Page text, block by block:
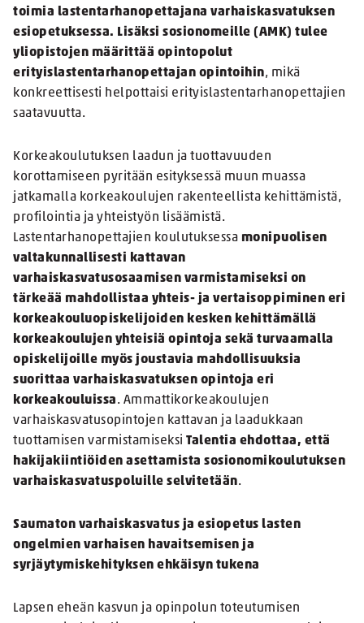
toimia lastentarhanopettajana varhaiskasvatuksen
esiopetuksessa. Lisäksi sosionomeille (AMK) tulee
yliopistojen määrittää opintopolut
erityislastentarhanopettajan opintoihin, mikä
konkreettisesti helpottaisi erityislastentarhanopettajien
saatavuutta.
Korkeakoulutuksen laadun ja tuottavuuden
korottamiseen pyritään esityksessä muun muassa
jatkamalla korkeakoulujen rakenteellista kehittämistä,
profilointia ja yhteistyön lisäämistä.
Lastentarhanopettajien koulutuksessa monipuolisen
valtakunnallisesti kattavan
varhaiskasvatusosaamisen varmistamiseksi on
tärkeää mahdollistaa yhteis- ja vertaisoppiminen eri
korkeakouluopiskelijoiden kesken kehittämällä
korkeakoulujen yhteisiä opintoja sekä turvaamalla
opiskelijoille myös joustavia mahdollisuuksia
suorittaa varhaiskasvatuksen opintoja eri
korkeakouluissa. Ammattikorkeakoulujen
varhaiskasvatusopintojen kattavan ja laadukkaan
tuottamisen varmistamiseksi Talentia ehdottaa, että
hakijakiintiöiden asettamista sosionomikoulutuksen
varhaiskasvatuspoluille selvitetään.
Saumaton varhaiskasvatus ja esiopetus lasten
ongelmien varhaisen havaitsemisen ja
syrjäytymiskehityksen ehkäisyn tukena
Lapsen eheän kasvun ja opinpolun toteutumisen